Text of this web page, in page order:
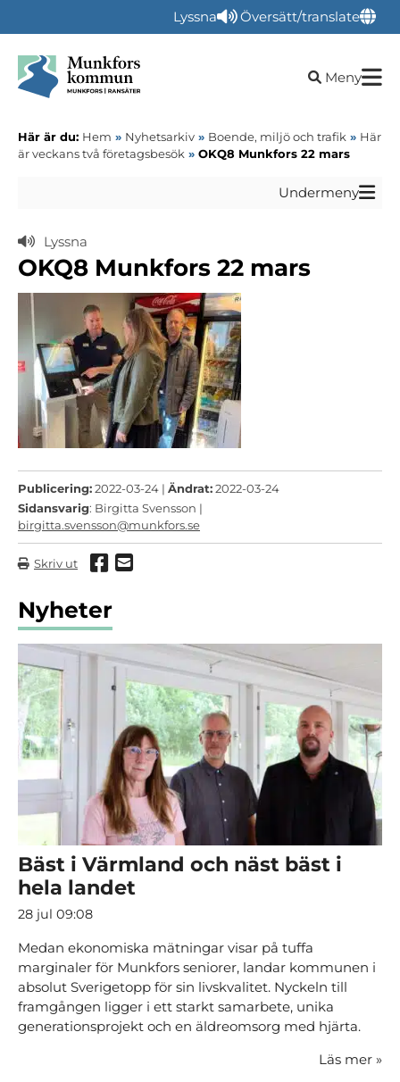
Lyssna Översätt/translate
Öppna
Meny
Här är du: Hem » Nyhetsarkiv » Boende, miljö och trafik » Här
är veckans två företagsbesök » OKQ8 Munkfors 22 mars
Undermeny
Lyssna
OKQ8 Munkfors 22 mars
Publicering:2022-03-24 | Ändrat:2022-03-24
Sidansvarig: Birgitta Svensson |
birgitta.svensson@munkfors.se
Skriv ut Dela via Facebook
Dela via mail
Nyheter
Bäst i Värmland och näst bäst i
hela landet
28 jul 09:08
Medan ekonomiska mätningar visar på tuffa
marginaler för Munkfors seniorer, landar kommunen i
absolut Sverigetopp för sin livskvalitet. Nyckeln till
framgången ligger i ett starkt samarbete, unika
generationsprojekt och en äldreomsorg med hjärta.
Läs mer »